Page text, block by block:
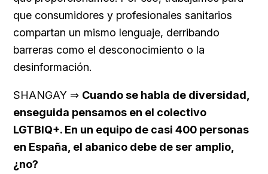
que consumidores y profesionales sanitarios
compartan un mismo lenguaje, derribando
barreras como el desconocimiento o la
desinformación.
SHANGAY ⇒ Cuando se habla de diversidad,
enseguida pensamos en el colectivo
LGTBIQ+. En un equipo de casi 400 personas
en España, el abanico debe de ser amplio,
¿no?